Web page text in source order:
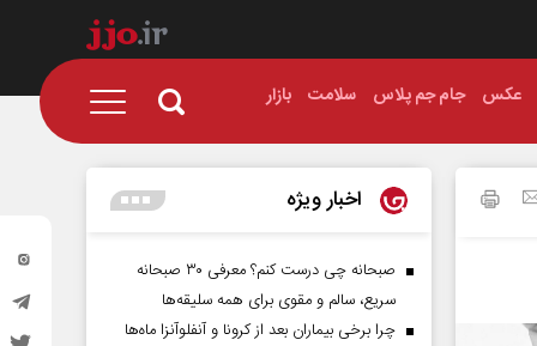
عکس جام جم پلاس سلامت بازار
اخبار ویژه
صبحانه چی درست کنم؟ معرفی ۳۰ صبحانه
سریع، سالم و مقوی برای همه سلیقه‌ها
چرا برخی بیماران بعد از کرونا و آنفلوآنزا ماه‌ها